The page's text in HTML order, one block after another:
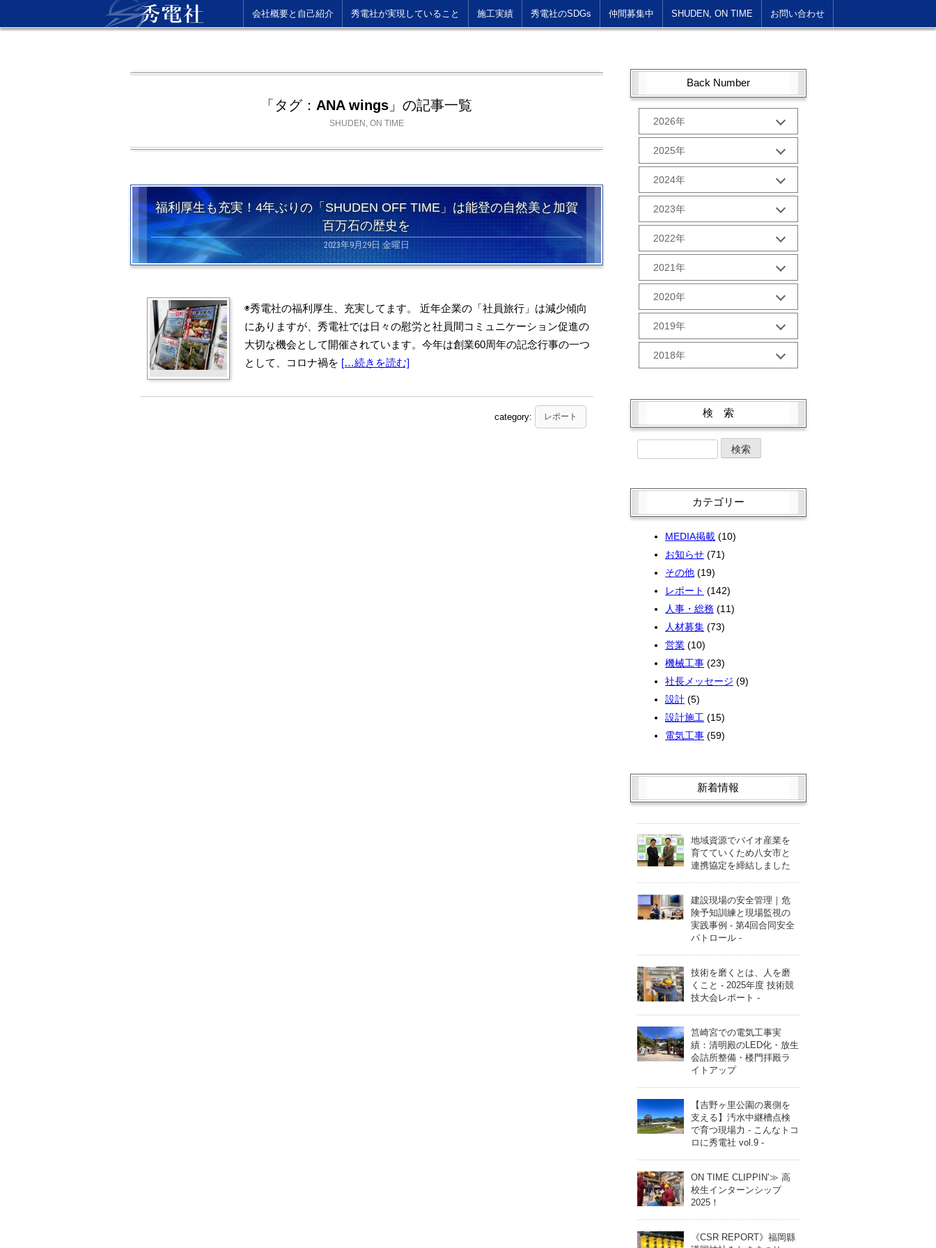
会社概要と自己紹介 秀電社が実現していること 施工実績 秀電社のSDGs 仲間募集中 SHUDEN, ON TIME お問い合わせ
「タグ： ANA wings 」の記事一覧
SHUDEN, ON TIME
福利厚生も充実！4年ぶりの「SHUDEN OFF TIME」は能登の自然美と加賀
百万石の歴史を
2023年9月29日 金曜日
◉秀電社の福利厚生、充実してます。 近年企業の「社員旅行」は減少傾向
にありますが、秀電社では日々の慰労と社員間コミュニケーション促進の
大切な機会として開催されています。今年は創業60周年の記念行事の一つ
として、コロナ禍を […続きを読む]
category: レポート
Back Number
2026年
1月 (1)
2025年
10月 (2)
9月 (2)
8月 (2)
7月 (2)
6月 (2)
5月 (3)
4月 (1)
3月 (2)
1月 (3)
2024年
12月 (1)
11月 (2)
10月 (2)
9月 (2)
8月 (2)
7月 (2)
6月 (2)
5月 (2)
3月 (1)
1月 (2)
2023年
12月 (2)
11月 (2)
10月 (2)
9月 (2)
8月 (2)
7月 (2)
6月 (2)
5月 (2)
1月 (2)
2022年
12月 (2)
11月 (2)
10月 (3)
9月 (3)
8月 (2)
6月 (2)
5月 (3)
2月 (2)
1月 (2)
2021年
12月 (2)
11月 (2)
10月 (2)
9月 (5)
8月 (1)
6月 (2)
1月 (2)
2020年
12月 (2)
11月 (2)
10月 (2)
6月 (1)
1月 (2)
2019年
12月 (3)
11月 (1)
9月 (1)
7月 (1)
6月 (4)
4月 (4)
3月 (2)
2月 (2)
1月 (2)
2018年
11月 (2)
9月 (5)
6月 (3)
4月 (1)
3月 (3)
2月 (4)
検 索
カテゴリー
MEDIA掲載 (10)
お知らせ (71)
その他 (19)
レポート (142)
人事・総務 (11)
人材募集 (73)
営業 (10)
機械工事 (23)
社長メッセージ (9)
設計 (5)
設計施工 (15)
電気工事 (59)
新着情報
地域資源でバイオ産業を
育てていくため八女市と
連携協定を締結しました
建設現場の安全管理｜危
険予知訓練と現場監視の
実践事例 - 第4回合同安全
パトロール -
技術を磨くとは、人を磨
くこと - 2025年度 技術競
技大会レポート -
筥崎宮での電気工事実
績：清明殿のLED化・放生
会詰所整備・楼門拝殿ラ
イトアップ
【吉野ヶ里公園の裏側を
支える】汚水中継槽点検
で育つ現場力 - こんなトコ
ロに秀電社 vol.9 -
ON TIME CLIPPIN’≫ 高
校生インターンシップ
2025！
《CSR REPORT》福岡縣